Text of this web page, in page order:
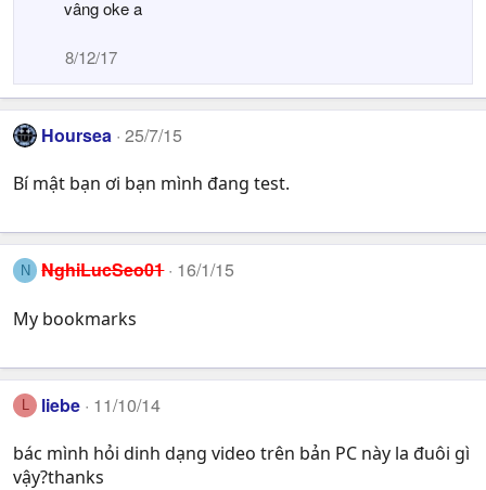
vâng oke a
8/12/17
Hoursea 25/7/15
Bí mật bạn ơi bạn mình đang test.
N NghiLucSeo01 16/1/15
My bookmarks
L liebe 11/10/14
bác mình hỏi dinh dạng video trên bản PC này la đuôi gì
vậy?thanks